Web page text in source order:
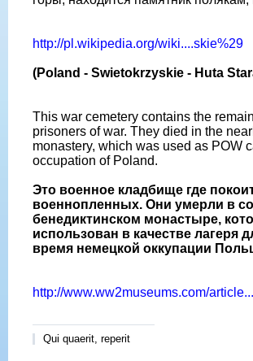
http://pl.wikipedia.org/wiki....skie%29
(Poland - Swietokrzyskie - Huta
This war cemetery contains the
prisoners of war. They died in the
monastery, which was used as POW
occupation of Poland.
Это военное кладбище где
военнопленных. Они умерли в
бенедиктинском монастыре,
использован в качестве лагеря
время немецкой оккупации
http://www.ww2museums.com/
Qui quaerit, reperit